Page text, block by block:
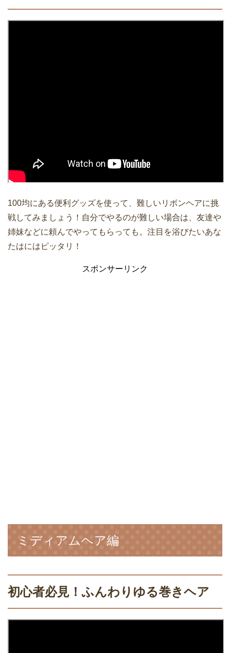
100均にある便利グッズを使って、難しいリボンヘアに挑
戦してみましょう！自分でやるのが難しい場合は、友達や
姉妹などに頼んでやってもらっても。注目を浴びたいあな
たはにはピッタリ！
スポンサーリンク
ミディアムヘア編
初心者必見！ふんわりゆる巻きヘア